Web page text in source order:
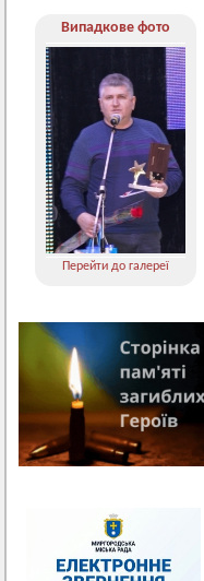
Випадкове фото
Перейти до галереї